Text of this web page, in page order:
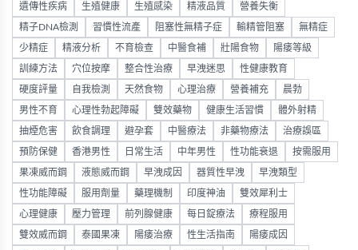
遺傳性疾病 生殖健康 生殖感染 精液品質 營養失衡
精子DNA檢測 習慣性流產 阻塞性無精子症 輸精管阻塞 無精症
少精症 精液分析 不育檢查 中醫食補 壯陽食物 陽痿等級
訓練方法 穴位按摩 整合性治療 早洩迷思 性健康教育
硬度評量 自我檢測 天然食物 心理治療 營養補充 晨勃
男性不育 心理性勃起障礙 雙效藥物 健康生活習慣 體外射精
抽煙危害 飲食調理 避孕套 中醫療法 非藥物療法 治療誤區
預防保健 香港男性 日常生活 中年男性 性功能衰退 按需服用
果凍威而鋼 液態威而鋼 早洩成因 器質性早洩 早洩類型
性功能障礙 服用劑量 藥理機制 印度神油 雙效犀利士
心理健康 壓力管理 前列腺健康 每日錠療法 療程服用
雙效威而鋼 泰國果凍 陽痿治療 性生活指南 陽痿成因